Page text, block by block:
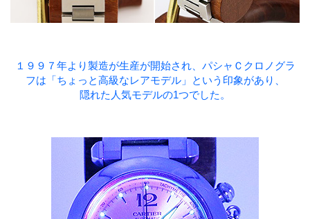
１９９７年より製造が生産が開始され、パシャＣクロノグラ
フは「ちょっと高級なレアモデル」という印象があり、
隠れた人気モデルの1つでした。